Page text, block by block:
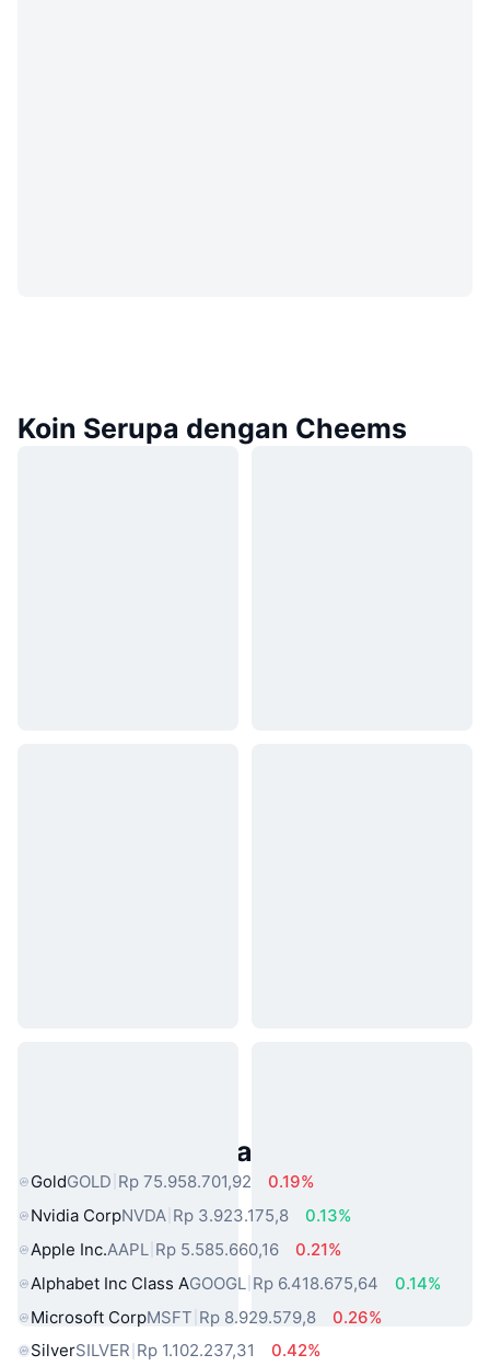
Koin Serupa dengan Cheems
Aset Dunia Nyata Populer
GoldGOLD Rp 75.958.701,92
0.19%
Nvidia CorpNVDA Rp 3.923.175,8
0.13%
Apple Inc.AAPL Rp 5.585.660,16
0.21%
Alphabet Inc Class AGOOGL Rp 6.418.675,64
0.14%
Microsoft CorpMSFT Rp 8.929.579,8
0.26%
SilverSILVER Rp 1.102.237,31 0.42%